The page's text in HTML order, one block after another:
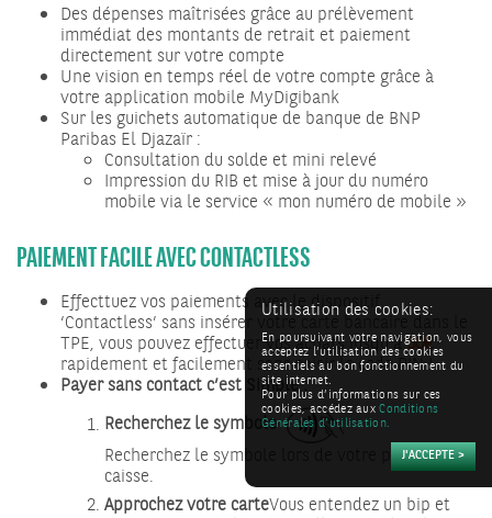
Des dépenses maîtrisées grâce au prélèvement
immédiat des montants de retrait et paiement
directement sur votre compte
Une vision en temps réel de votre compte grâce à
votre application mobile MyDigibank
Sur les guichets automatique de banque de BNP
Paribas El Djazaïr :
Consultation du solde et mini relevé
Impression du RIB et mise à jour du numéro
mobile via le service « mon numéro de mobile »
PAIEMENT FACILE AVEC CONTACTLESS
Effecttuez vos paiements avec le dispositif
‘Contactless’ sans insérer votre carte bancaire dans le
TPE, vous pouvez effectuer vos achats jusqu’à50€
rapidement et facilement sans saisir le code PIN !
Payer sans contact c’est Simple :
Recherchez le symbole
Recherchez le symbole lors de votre passage en
caisse.
Approchez votre carteVous entendez un bip et
Utilisation des cookies:
En poursuivant votre navigation, vous
acceptez l’utilisation des cookies
essentiels au bon fonctionnement du
site internet.
Pour plus d’informations sur ces
cookies, accédez auxConditions
Générales d’utilisation.